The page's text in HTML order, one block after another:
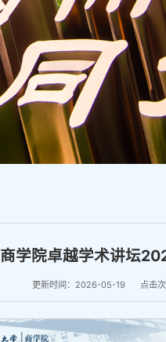
商学院卓越学术讲坛
更新时间：2026-05-19 点击次